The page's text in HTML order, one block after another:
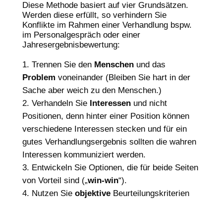
Diese Methode basiert auf vier Grundsätzen.
Werden diese erfüllt, so verhindern Sie
Konflikte im Rahmen einer Verhandlung bspw.
im Personalgespräch oder einer
Jahresergebnisbewertung:
Trennen Sie den Menschenund das
Problem voneinander (Bleiben Sie hart in der
Sache aber weich zu den Menschen.)
Verhandeln Sie Interessenund nicht
Positionen, denn hinter einer Position können
verschiedene Interessen stecken und für ein
gutes Verhandlungsergebnis sollten die wahren
Interessen kommuniziert werden.
Entwickeln Sie Optionen, die für beide Seiten
von Vorteil sind („win-win“).
Nutzen Sie objektiveBeurteilungskriterien